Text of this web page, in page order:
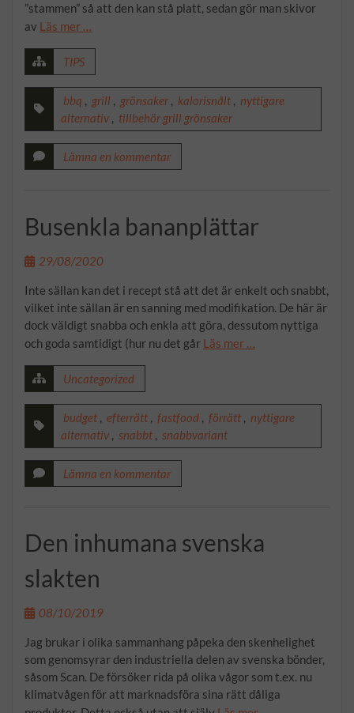
”stammen” så att den kan stå platt, sedan gör man skivor
av Läs mer …
TIPS
bbq , grill , grönsaker , kalorisnålt , nyttigare
alternativ , tillbehör grill grönsaker
Lämna en kommentar
Busenkla bananplättar
29/08/2020
Inte sällan kan det i recept stå att det är enkelt och snabbt,
vilket inte sällan är en sanning med modifikation. De här är
dock väldigt snabba och enkla att göra, dessutom nyttiga
och goda samtidigt (hur nu det går Läs mer …
Uncategorized
budget efterrätt fastfood förrätt
nyttigare
alternativ
snabbt snabbvariant
Lämna en kommentar
Den inhumana svenska
slakten
08/10/2019
Jag brukar i olika sammanhang påpeka den skenhelighet
som genomsyrar den industriella delen av svenska bönder,
såsom Scan. De försöker rida på olika vågor som t.ex. nu
klimatvågen för att marknadsföra sina rätt dåliga